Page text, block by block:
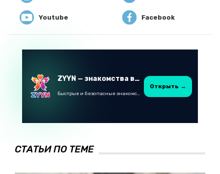
Youtube Facebook
ZYYN — знакомства в Казахстане
Быстрые и безопасные знакомства в Telegram
Открыть →
СТАТЬИ ПО ТЕМЕ